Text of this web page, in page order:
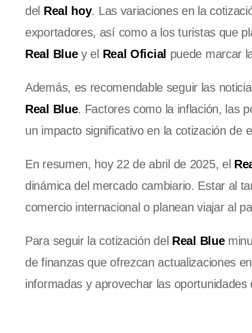
del Real hoy. Las variaciones en la
exportadores, así como a los turistas que
Real Bluey el Real Oficial puede marcar
Además, es recomendable seguir las
Real Blue. Factores como la inflación, las
un impacto significativo en la cotización de
En resumen, hoy 22 de abril de 2025, el
dinámica del mercado cambiario. Estar al
comercio internacional o planean viajar al
Para seguir la cotización del Real Blue
de finanzas que ofrezcan actualizaciones
informadas y aprovechar las